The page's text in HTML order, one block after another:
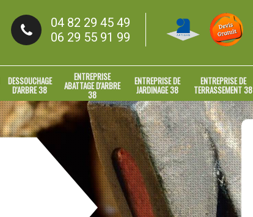
04 82 29 45 49
06 29 55 91 99
DESSOUCHAGE
D'ARBRE 38
ENTREPRISE
ABATTAGE D'ARBRE
38
ENTREPRISE DE
JARDINAGE 38
ENTREPRISE DE
TERRASSEMENT 38